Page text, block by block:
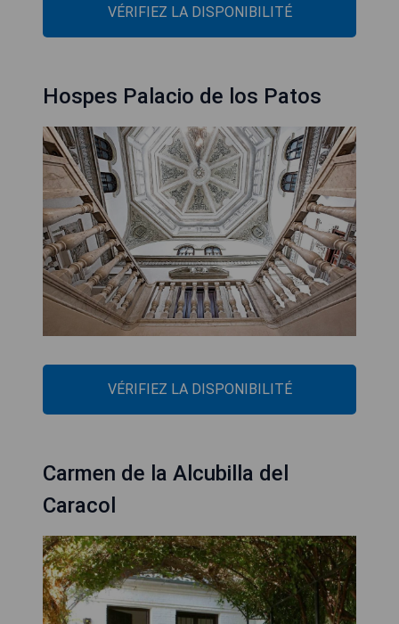
VÉRIFIEZ LA DISPONIBILITÉ
Hospes Palacio de los Patos
VÉRIFIEZ LA DISPONIBILITÉ
Carmen de la Alcubilla del
Caracol